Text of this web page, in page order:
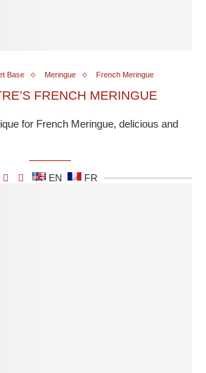
Base Meringue French Meringue
FRENCH MERINGUE
for French Meringue, delicious and
EN FR